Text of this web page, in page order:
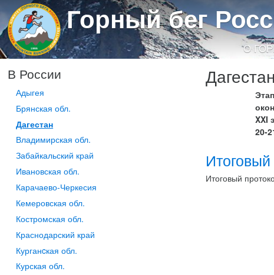
Горный бег
О
В России
Адыгея
Брянская обл.
Дагестан
Владимирская обл.
Забайкальский край
Ивановская обл.
Карачаево-Черкесия
Кемеровская обл.
Костромская обл.
Краснодарский край
Курганcкая обл.
Курская обл.
XXI
20-
Итоговый